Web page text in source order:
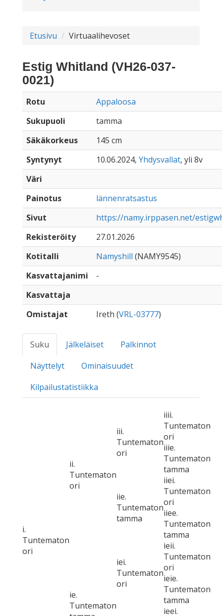
Etusivu Virtuaalihevoset
Estig Whitland (VH26-037-
0021)
Rotu
Appaloosa
Sukupuoli
tamma
Säkäkorkeus
145 cm
Syntynyt
10.06.2024, Yhdysvallat, yli 8v
Väri
Painotus
lännenratsastus
Sivut
https://namy.irppasen.net/
Rekisteröity
27.01.2026
Kotitalli
Namyshill (NAMY9545)
Kasvattajanimi
-
Kasvattaja
Omistajat
Ireth (VRL-03777)
Suku Jälkeläiset
Palkinnot
Näyttelyt
Ominaisuudet
Kilpailustatistiikka
i.
Tuntematon
ori
ii.
Tuntematon
ori
iii.
Tuntematon
ori
iiii.
Tuntematon
ori
iiie.
Tuntematon
tamma
iie.
Tuntematon
tamma
iiei.
Tuntematon
ori
iiee.
Tuntematon
tamma
ie.
Tuntematon
iei.
Tuntematon
ori
ieii.
Tuntematon
ori
ieie.
Tuntematon
tamma
ieei.